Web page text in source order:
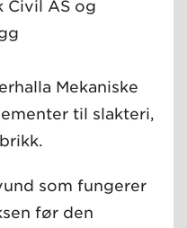
Civil AS og
Mekaniske
til slakteri,
som fungerer
før den